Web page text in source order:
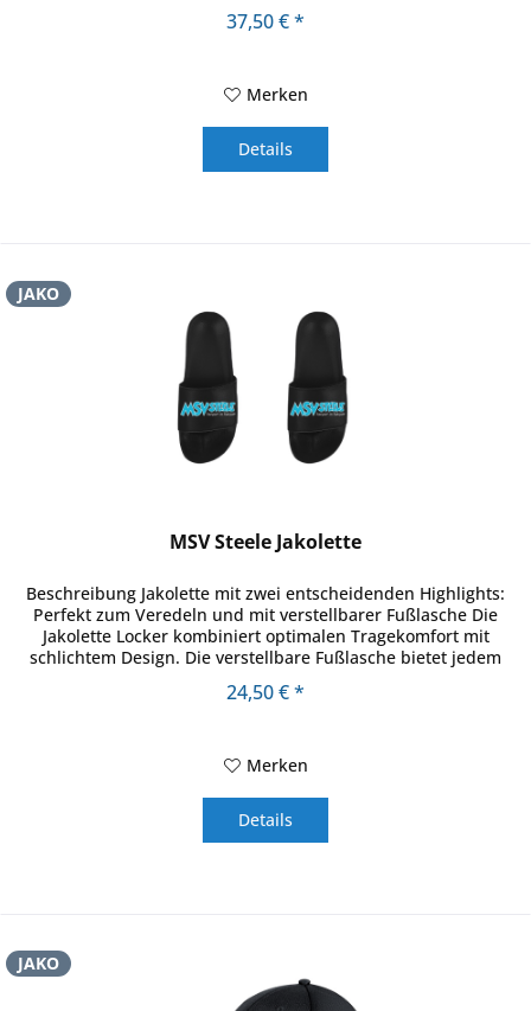
37,50 € *
Merken
Details
JAKO
MSV Steele Jakolette
Beschreibung Jakolette mit zwei entscheidenden Highlights:
Perfekt zum Veredeln und mit verstellbarer Fußlasche Die
Jakolette Locker kombiniert optimalen Tragekomfort mit
schlichtem Design. Die verstellbare Fußlasche bietet jedem
24,50 € *
Merken
Details
JAKO